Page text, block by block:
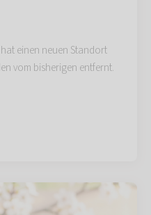
einen neuen Standort
vom bisherigen entfernt.